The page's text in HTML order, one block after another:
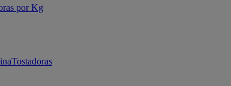
por Kg
Tostadoras